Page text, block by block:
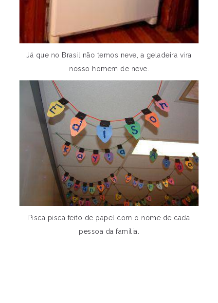
Já que no Brasil não temos neve, a geladeira vira
nosso homem de neve.
Pisca pisca feito de papel com o nome de cada
pessoa da família.